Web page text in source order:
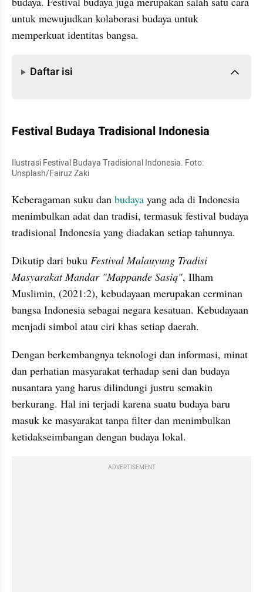
untuk mewujudkan kolaborasi budaya untuk
memperkuat identitas bangsa.
Daftar isi
Festival Budaya Tradisional Indonesia
Ilustrasi Festival Budaya Tradisional Indonesia. Foto:
Unsplash/Fairuz Zaki
Keberagaman suku dan budaya yang ada di Indonesia
menimbulkan adat dan tradisi, termasuk festival budaya
tradisional Indonesia yang diadakan setiap tahunnya.
Dikutip dari buku Festival Malauyung Tradisi
Masyarakat Mandar "Mappande Sasiq", Ilham
Muslimin, (2021:2), kebudayaan merupakan cerminan
bangsa Indonesia sebagai negara kesatuan. Kebudayaan
menjadi simbol atau ciri khas setiap daerah.
Dengan berkembangnya teknologi dan informasi, minat
dan perhatian masyarakat terhadap seni dan budaya
nusantara yang harus dilindungi justru semakin
berkurang. Hal ini terjadi karena suatu budaya baru
masuk ke masyarakat tanpa filter dan menimbulkan
ketidakseimbangan dengan budaya lokal.
ADVERTISEMENT